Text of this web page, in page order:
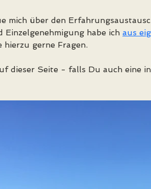
mich über den
habe ich aus
gerne Fragen.
dieser Seite - falls Du auch eine